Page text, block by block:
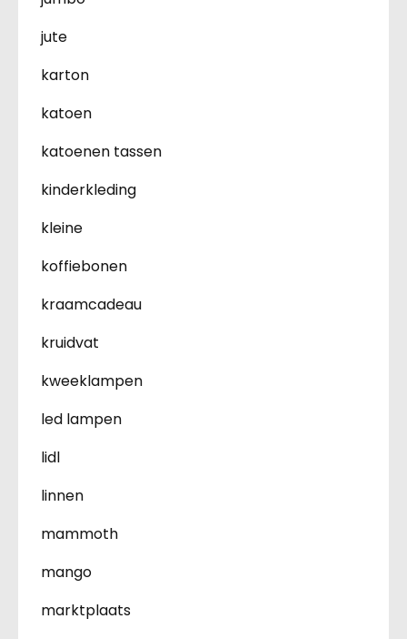
jute
karton
katoen
katoenen tassen
kinderkleding
kleine
koffiebonen
kraamcadeau
kruidvat
kweeklampen
led lampen
lidl
linnen
mammoth
mango
marktplaats